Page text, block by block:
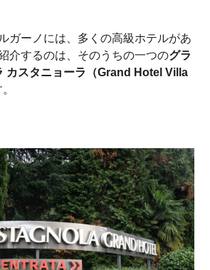
ガーノには、多くの高級ホテルがあ
介するのは、そのうちの一つのグラ
カスタニョーラ（Grand Hotel Villa